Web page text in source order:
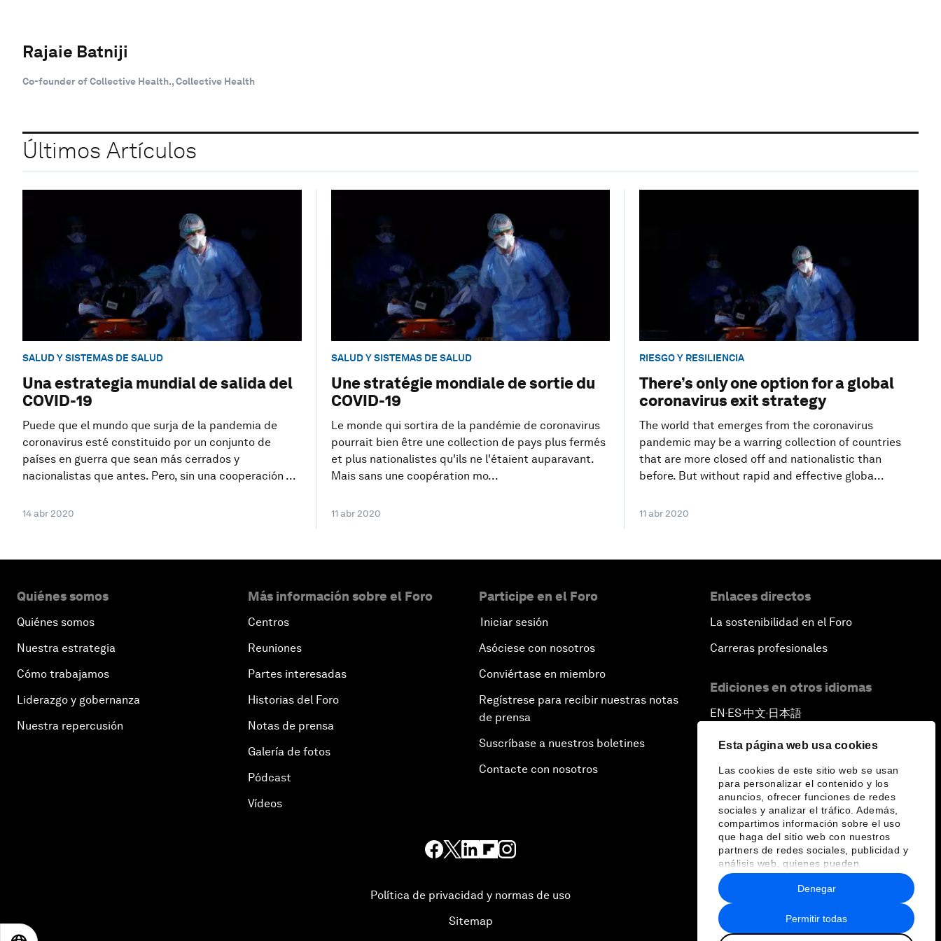
Esta página web usa cookies
Las cookies de este sitio web se usan
para personalizar el contenido y los
anuncios, ofrecer funciones de redes
sociales y analizar el tráfico. Además,
compartimos información sobre el uso
que haga del sitio web con nuestros
partners de redes sociales, publicidad y
análisis web, quienes pueden
combinarla con otra información que les
haya proporcionado o que hayan
recopilado a partir del uso que haya
hecho de sus servicios.
Permitir todas
Denegar
Rajaie Batniji
Co-founder of Collective Health., Collective Health
Últimos Artículos
SALUD Y SISTEMAS DE SALUD
Una estrategia mundial de salida del
COVID-19
Puede que el mundo que surja de la pandemia de
coronavirus esté constituido por un conjunto de
países en guerra que sean más cerrados y
nacionalistas que antes. Pero, sin una cooperación ...
14 abr 2020
SALUD Y SISTEMAS DE SALUD
Une stratégie mondiale de sortie du
COVID-19
Le monde qui sortira de la pandémie de coronavirus
pourrait bien être une collection de pays plus fermés
et plus nationalistes qu'ils ne l'étaient auparavant.
Mais sans une coopération mo...
11 abr 2020
RIESGO Y RESILIENCIA
There’s only one option for a global
coronavirus exit strategy
The world that emerges from the coronavirus
pandemic may be a warring collection of countries
that are more closed off and nationalistic than
before. But without rapid and effective globa...
11 abr 2020
Quiénes somos
Quiénes somos
Nuestra estrategia
Cómo trabajamos
Liderazgo y gobernanza
Nuestra repercusión
Más información sobre el Foro
Centros
Reuniones
Partes interesadas
Historias del Foro
Notas de prensa
Galería de fotos
Pódcast
Vídeos
Participe en el Foro
Iniciar sesión
Asóciese con nosotros
Conviértase en miembro
Regístrese para recibir nuestras notas
de prensa
Suscríbase a nuestros boletines
Contacte con nosotros
Enlaces directos
La sostenibilidad en el Foro
Carreras profesionales
Ediciones en otros idiomas
EN ▪ ES▪中文▪ 日本語
Política de privacidad y normas de uso
Sitemap